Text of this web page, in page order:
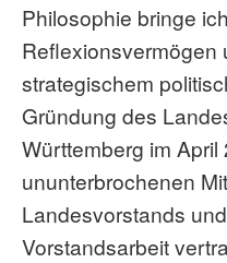
Philosophie bringe
Reflexionsvermögen
strategischem
Gründung des
Württemberg im April
ununterbrochenen
Landesvorstands
Vorstandsarbeit